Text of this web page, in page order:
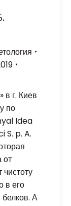
в г. Киев
по
Idea
S. p. A.
от
чистоту
в его
белков. А